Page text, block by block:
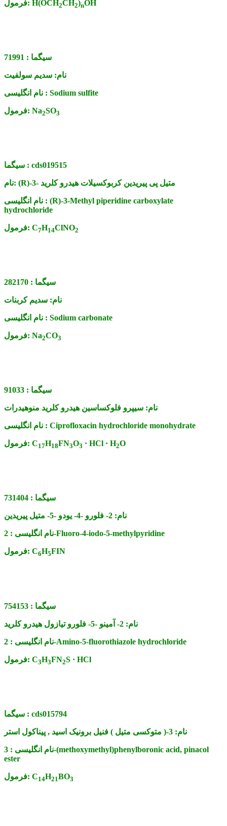
فرمول: H(OCH2CH2)nOH
سیگما : 71991
نام: سدیم سولفیت
نام انگلیسی : Sodium sulfite
فرمول: Na2SO3
سیگما : cds019515
نام: (R)-3- متیل پی پیریدین کربوکسیلات هیدرو کلرید
نام انگلیسی : (R)-3-Methyl piperidine carboxylate
hydrochloride
فرمول: C7H14ClNO2
سیگما : 282170
نام: سدیم کربنات
نام انگلیسی : Sodium carbonate
فرمول: Na2CO3
سیگما : 91033
نام: سیپرو فلوکساسین هیدرو کلرید منوهیدرات
نام انگلیسی : Ciprofloxacin hydrochloride monohydrate
فرمول: C17H18FN3O3 · HCl · H2O
سیگما : 731404
نام: 2- فلورو -4- یودو -5- متیل پیریدین
نام انگلیسی :2-Fluoro-4-iodo-5-methylpyridine
فرمول: C6H5FIN
سیگما : 754153
نام: 2- آمینو -5- فلورو تیازول هیدرو کلرید
نام انگلیسی :2-Amino-5-fluorothiazole hydrochloride
فرمول: C3H3FN2S · HCl
سیگما : cds015794
نام: 3-( متوکسی متیل ) فنیل برونیک اسید , پیناکول استر
نام انگلیسی : 3-(methoxymethyl)phenylboronic acid, pinacol
ester
فرمول: C14H21BO3